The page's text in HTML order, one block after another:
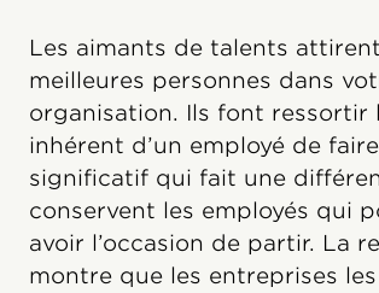
Les aimants de talents
meilleures personnes dans
organisation. Ils font ressortir
inhérent d’un employé de
significatif qui fait une
conservent les employés qui
avoir l’occasion de partir. La
montre que les entreprises